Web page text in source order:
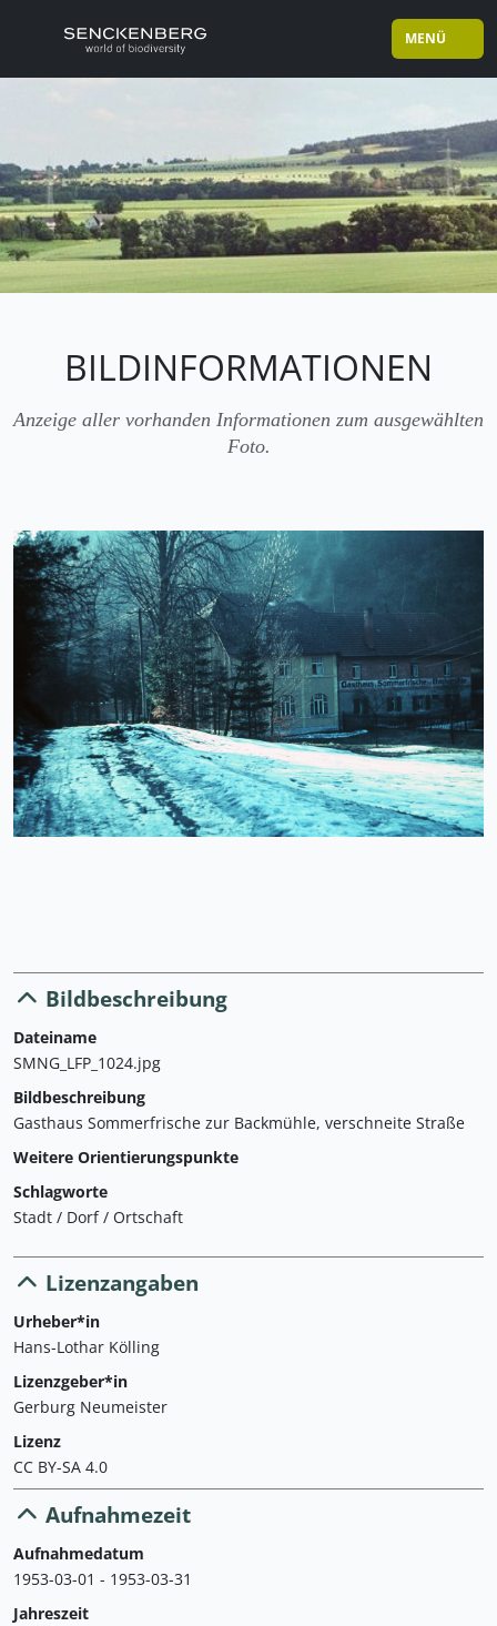
MENÜ
BILDINFORMATIONEN
Anzeige aller vorhanden Informationen zum ausgewählten
Foto.
Bildbeschreibung
Dateiname
SMNG_LFP_1024.jpg
Bildbeschreibung
Gasthaus Sommerfrische zur Backmühle, verschneite Straße
Weitere Orientierungspunkte
Schlagworte
Stadt / Dorf / Ortschaft
Lizenzangaben
Urheber*in
Hans-Lothar Kölling
Lizenzgeber*in
Gerburg Neumeister
Lizenz
CC BY-SA 4.0
Aufnahmezeit
Aufnahmedatum
1953-03-01 - 1953-03-31
Jahreszeit